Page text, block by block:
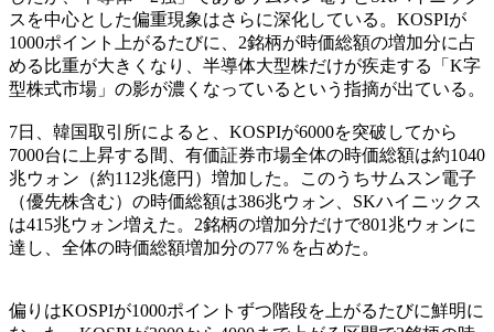
スを中心とした偏重現象はさらに深化している。KOSPIが
1000ポイント上がるたびに、2銘柄が時価総額の増加分に占
める比重が大きくなり、半導体大型株だけが疾走する「K字
型株式市場」の影が濃くなっているという指摘が出ている。
7日、韓国取引所によると、KOSPIが6000を突破してから
7000台に上昇する間、有価証券市場全体の時価総額は約1040
兆ウォン（約112兆億円）増加した。このうちサムスン電子
（優先株含む）の時価総額は386兆ウォン、SKハイニックス
は415兆ウォン増えた。2銘柄の増加分だけで801兆ウォンに
達し、全体の時価総額増加分の77％を占めた。
偏りはKOSPIが1000ポイントずつ階段を上がるたびに鮮明に